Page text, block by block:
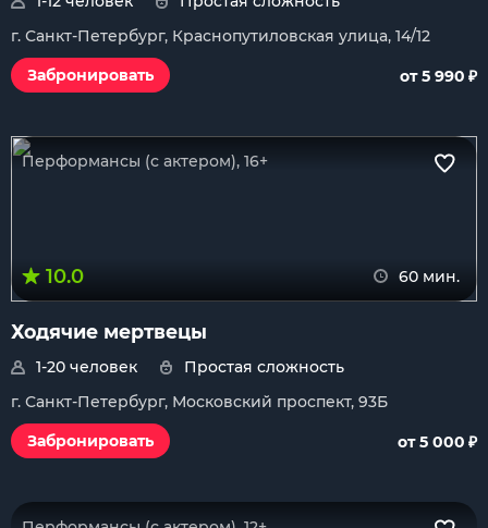
г. Санкт-Петербург, Краснопутиловская улица, 14/12
Забронировать
от 5 990 ₽
Перформансы (с актером), 16+
10.0 60 мин.
Ходячие мертвецы
1-20 человек
Простая сложность
г. Санкт-Петербург, Московский проспект, 93Б
Забронировать
от 5 000 ₽